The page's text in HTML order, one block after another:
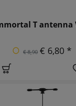
T antenna
€ 8,90 € 6,80 *